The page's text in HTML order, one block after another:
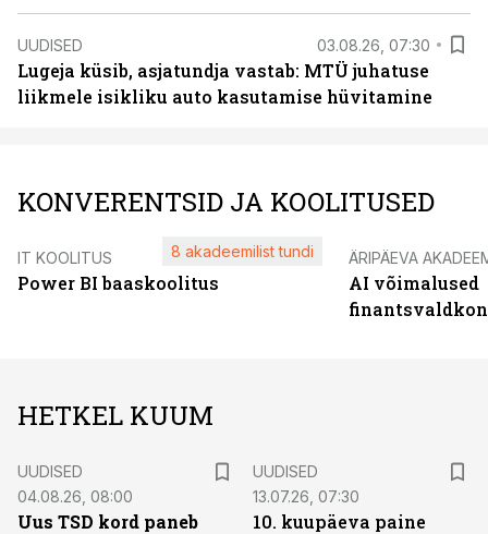
UUDISED 03.08.26, 07:30
Lugeja küsib, asjatundja vastab: MTÜ juhatuse
liikmele isikliku auto kasutamise hüvitamine
KONVERENTSID JA KOOLITUSED
IT KOOLITUS
Power BI baaskoolitus
8 akadeemilist tundi ÄRIPÄEVA
AI võimalused
HETKEL KUUM
UUDISED
04.08.26, 08:00
Uus TSD kord paneb
UUDISED
13.07.26, 07:30
10. kuupäeva paine